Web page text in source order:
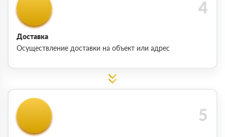
Доставка
Осуществление доставки на объект или адрес